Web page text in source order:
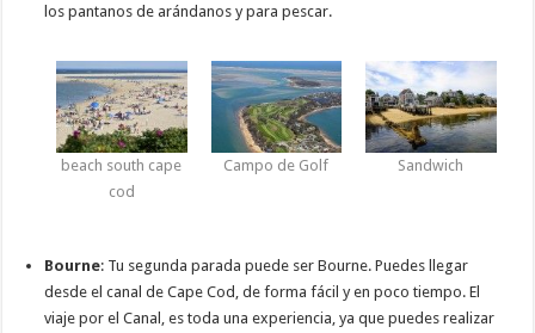
los pantanos de arándanos y para pescar.
beach south cape
cod
Campo de Golf Sandwich
Bourne: Tu segunda parada puede ser Bourne. Puedes llegar
desde el canal de Cape Cod, de forma fácil y en poco tiempo. El
viaje por el Canal, es toda una experiencia, ya que puedes realizar